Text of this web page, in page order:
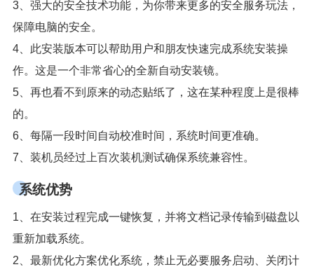
3、强大的安全技术功能，为你带来更多的安全服务玩法，
保障电脑的安全。
4、此安装版本可以帮助用户和朋友快速完成系统安装操
作。这是一个非常省心的全新自动安装镜。
5、再也看不到原来的动态贴纸了，这在某种程度上是很棒
的。
6、每隔一段时间自动校准时间，系统时间更准确。
7、装机员经过上百次装机测试确保系统兼容性。
系统优势
1、在安装过程完成一键恢复，并将文档记录传输到磁盘以
重新加载系统。
2、最新优化方案优化系统，禁止无必要服务启动、关闭计